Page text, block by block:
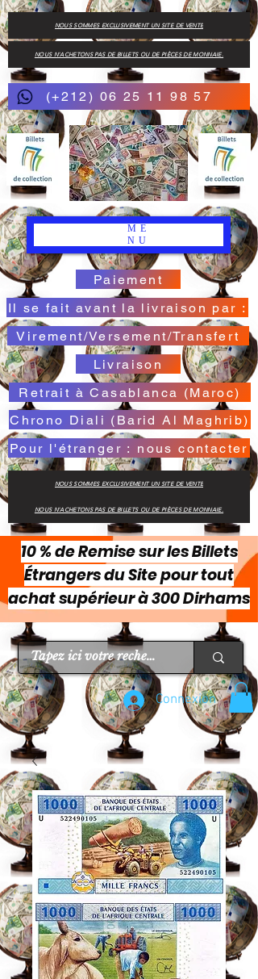
(+212) 06 25 11 98 57
ME
NU
Paiement
Virement/Versement/Transfert
Livraison
Retrait à Casablanca (Maroc)
Il se fait avant la livraison par :
Chrono Diali (Barid Al Maghrib)
NOUS N'ACHETONS PAS DE BILLETS OU DE PIÈCES DE MONNAIE.
NOUS SOMMES EXCLUSIVEMENT UN SITE DE VENTE
Pour l'étranger : nous contacter
NOUS SOMMES EXCLUSIVEMENT UN SITE DE VENTE
NOUS N'ACHETONS PAS DE BILLETS OU DE PIÈCES DE MONNAIE.
10 % de Remise sur les Billets
Étrangers du Site pour tout
achat supérieur à 300 Dirhams
Connexion